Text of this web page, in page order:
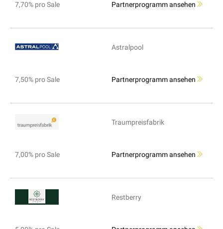
7,70% pro Sale Partnerprogramm ansehen
Astralpool
7,50% pro Sale Partnerprogramm ansehen
Traumpreisfabrik
7,00% pro Sale Partnerprogramm ansehen
Restberry